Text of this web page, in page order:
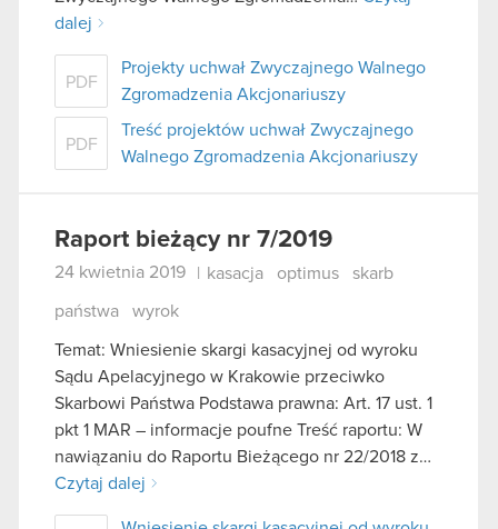
dalej
PDF
Projekty uchwał Zwyczajnego Walnego
Zgromadzenia Akcjonariuszy
PDF
Treść projektów uchwał Zwyczajnego
Walnego Zgromadzenia Akcjonariuszy
Raport bieżący nr 7/2019
24 kwietnia 2019 kasacja optimus skarb
państwa wyrok
Temat: Wniesienie skargi kasacyjnej od wyroku
Sądu Apelacyjnego w Krakowie przeciwko
Skarbowi Państwa Podstawa prawna: Art. 17 ust. 1
pkt 1 MAR – informacje poufne Treść raportu: W
nawiązaniu do Raportu Bieżącego nr 22/2018 z…
Czytaj dalej